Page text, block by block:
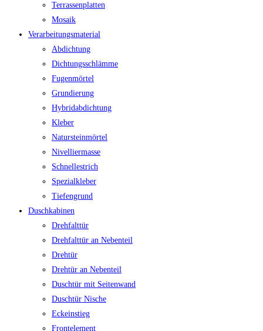
Terrassenplatten
Mosaik
Verarbeitungsmaterial
Abdichtung
Dichtungsschlämme
Fugenmörtel
Grundierung
Hybridabdichtung
Kleber
Natursteinmörtel
Nivelliermasse
Schnellestrich
Spezialkleber
Tiefengrund
Duschkabinen
Drehfalttür
Drehfalttür an Nebenteil
Drehtür
Drehtür an Nebenteil
Duschtür mit Seitenwand
Duschtür Nische
Eckeinstieg
Frontelement